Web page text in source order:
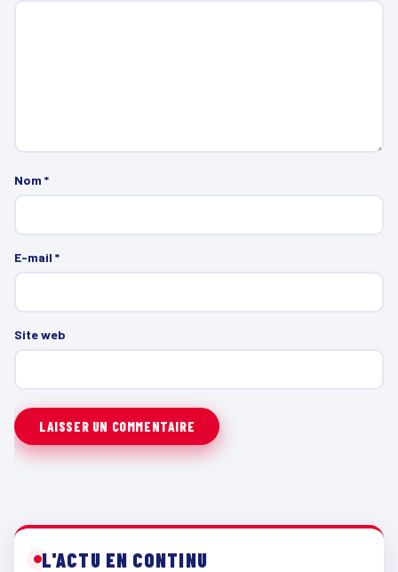
Nom *
E-mail *
Site web
L'ACTU EN CONTINU